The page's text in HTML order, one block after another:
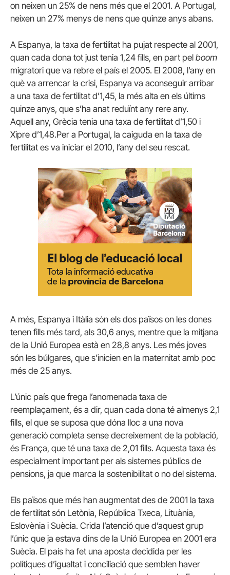
on neixen un 25% de nens més que el 2001. A Portugal,
neixen un 27% menys de nens que quinze anys abans.
A Espanya, la taxa de fertilitat ha pujat respecte al 2001,
quan cada dona tot just tenia 1,24 fills, en part pel boom
migratori que va rebre el país el 2005. El 2008, l’any en
què va arrencar la crisi, Espanya va aconseguir arribar
a una taxa de fertilitat d’1,45, la més alta en els últims
quinze anys, que s’ha anat reduïnt any rere any.
Aquell any, Grècia tenia una taxa de fertilitat d’1,50 i
Xipre d’1,48.Per a Portugal, la caiguda en la taxa de
fertilitat es va iniciar el 2010, l’any del seu rescat.
A més, Espanya i Itàlia són els dos països on les dones
tenen fills més tard, als 30,6 anys, mentre que la mitjana
de la Unió Europea està en 28,8 anys. Les més joves
són les búlgares, que s’inicien en la maternitat amb poc
més de 25 anys.
L’únic país que frega l’anomenada taxa de
reemplaçament, és a dir, quan cada dona té almenys 2,1
fills, el que se suposa que dóna lloc a una nova
generació completa sense decreixement de la població,
és França, que té una taxa de 2,01 fills. Aquesta taxa és
especialment important per als sistemes públics de
pensions, ja que marca la sostenibilitat o no del sistema.
Els països que més han augmentat des de 2001 la taxa
de fertilitat són Letònia, República Txeca, Lituània,
Eslovènia i Suècia. Crida l’atenció que d’aquest grup
l’únic que ja estava dins de la Unió Europea en 2001 era
Suècia. El país ha fet una aposta decidida per les
polítiques d’igualtat i conciliació que semblen haver